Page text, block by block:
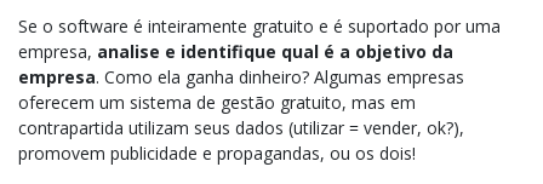
Se o software é inteiramente gratuito e é suportado por uma
empresa, analise e identifique qual é a objetivo da
empresa. Como ela ganha dinheiro? Algumas empresas
oferecem um sistema de gestão gratuito, mas em
contrapartida utilizam seus dados (utilizar = vender, ok?),
promovem publicidade e propagandas, ou os dois!